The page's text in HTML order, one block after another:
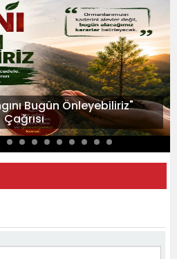
Bugün Önleyebiliriz"
Çağrısı